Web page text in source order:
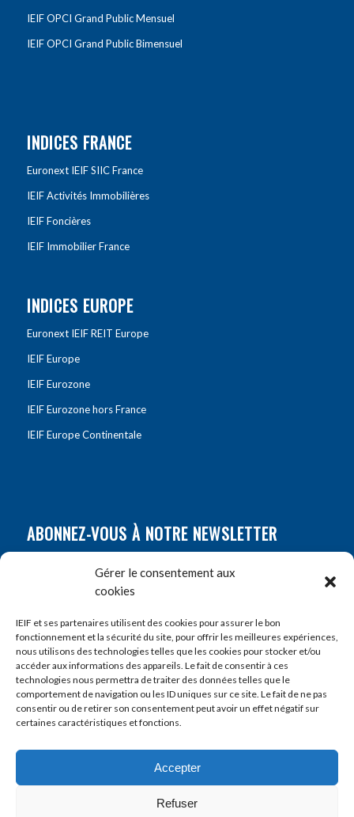
Gérer le consentement aux
cookies
IEIF et ses partenaires utilisent des cookies pour assurer le bon
fonctionnement et la sécurité du site, pour offrir les meilleures expériences,
nous utilisons des technologies telles que les cookies pour stocker et/ou
accéder aux informations des appareils. Le fait de consentir à ces
technologies nous permettra de traiter des données telles que le
comportement de navigation ou les ID uniques sur ce site. Le fait de ne pas
consentir ou de retirer son consentement peut avoir un effet négatif sur
certaines caractéristiques et fonctions.
Accepter
Refuser
IEIF OPCI Grand Public Mensuel
IEIF OPCI Grand Public Bimensuel
INDICES FRANCE
Euronext IEIF SIIC France
IEIF Activités Immobilières
IEIF Foncières
IEIF Immobilier France
INDICES EUROPE
Euronext IEIF REIT Europe
IEIF Europe
IEIF Eurozone
IEIF Eurozone hors France
IEIF Europe Continentale
ABONNEZ-VOUS À NOTRE NEWSLETTER
Prénom*
E-mail*